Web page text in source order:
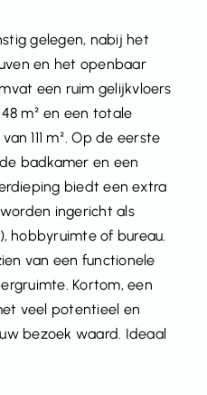
gelegen, nabij het
en het openbaar
een ruim gelijkvloers
m² en een totale
111 m². Op de eerste
badkamer en een
biedt een extra
ingericht als
hobbyruimte of bureau.
van een functionele
Kortom, een
veel potentieel en
bezoek waard. Ideaal